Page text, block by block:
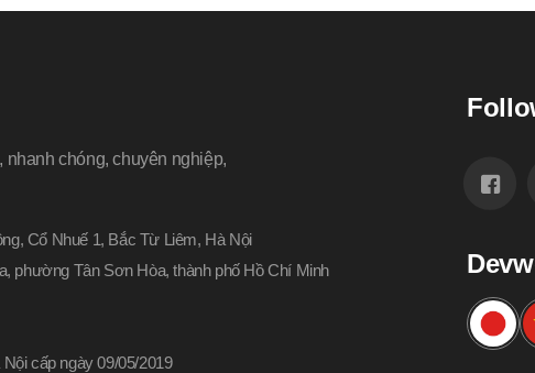
nhanh chóng, chuyên nghiệp,
Cổ Nhuế 1, Bắc Từ Liêm, Hà Nội
phường Tân Sơn Hòa, thành phố Hồ Chí Minh
cấp ngày 09/05/2019